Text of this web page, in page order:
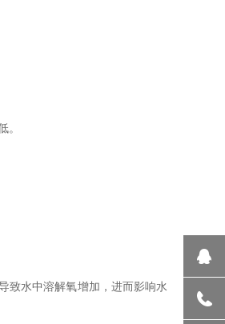
。
致水中溶解氧增加，进而影响水